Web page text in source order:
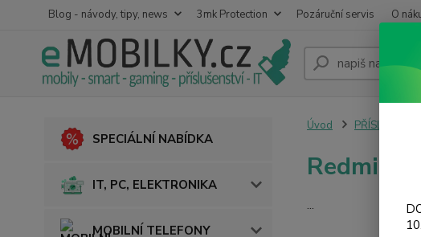
Blog - návody, tipy, news 3mk Protection Pozáruční servis O
SPECIÁLNÍ NABÍDKA
IT, PC, ELEKTRONIKA
MOBILNÍ TELEFONY
Úvod
Redmi
...